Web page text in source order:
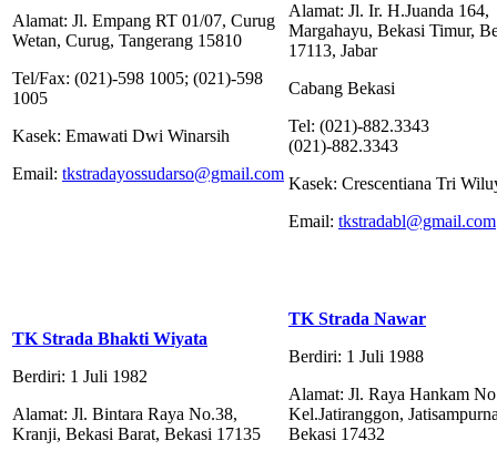
Alamat: Jl. Empang RT 01/07, Curug
Wetan, Curug, Tangerang 15810
Tel/Fax: (021)-598 1005; (021)-598
1005
Kasek: Emawati Dwi Winarsih
Email: tkstradayossudarso@gmail.com
Alamat: Jl. Ir. H.Juanda 164,
Margahayu, Bekasi Timur,
17113, Jabar
Cabang Bekasi
Tel: (021)-882.3343
(021)-882.3343
Kasek: Crescentiana Tri
Email: tkstradabl@gmail.com
TK Strada Bhakti Wiyata
Berdiri: 1 Juli 1982
Alamat: Jl. Bintara Raya No.38,
Kranji, Bekasi Barat, Bekasi 17135
TK Strada Nawar
Berdiri: 1 Juli 1988
Alamat: Jl. Raya Hankam
Kel.Jatiranggon,
Bekasi 17432